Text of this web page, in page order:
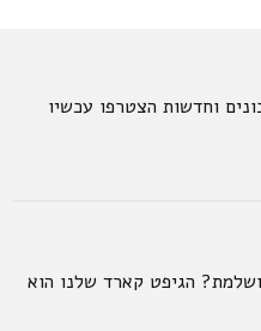
וחדשות הצטרפו עכשיו
הגיפט קארד שלנו הוא